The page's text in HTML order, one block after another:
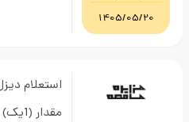
1405/